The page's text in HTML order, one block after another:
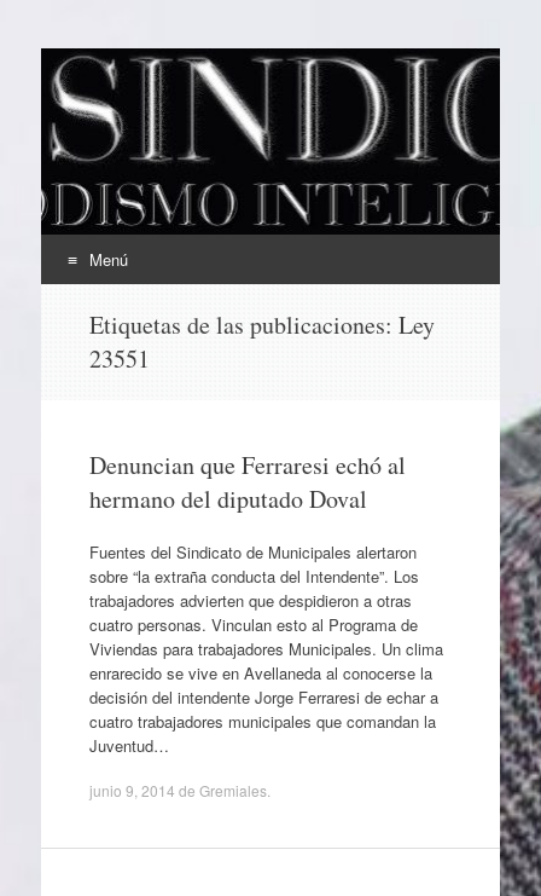
EL SINDICAL
Periodismo Inteligente
Menú
contenido
Etiquetas de las publicaciones: Ley
23551
Denuncian que Ferraresi echó al
hermano del diputado Doval
Fuentes del Sindicato de Municipales alertaron
sobre “la extraña conducta del Intendente”. Los
trabajadores advierten que despidieron a otras
cuatro personas. Vinculan esto al Programa de
Viviendas para trabajadores Municipales. Un clima
enrarecido se vive en Avellaneda al conocerse la
decisión del intendente Jorge Ferraresi de echar a
cuatro trabajadores municipales que comandan la
Juventud…
junio 9, 2014 de Gremiales.